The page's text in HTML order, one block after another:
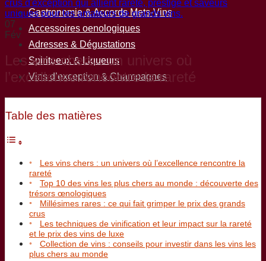
Gastronomie & Accords Mets-Vins
Accessoires oenologiques
Adresses & Dégustations
Spiritueux & Liqueurs
Vins d’exception & Champagnes
07
Fév
Les vins chers : un univers où
l’excellence rencontre la rareté
Table des matières
Les vins chers : un univers où l’excellence rencontre la
rareté
Top 10 des vins les plus chers au monde : découverte des
trésors œnologiques
Millésimes rares : ce qui fait grimper le prix des grands
crus
Les techniques de vinification et leur impact sur la rareté
et le prix des vins de luxe
Collection de vins : conseils pour investir dans les vins les
plus chers au monde